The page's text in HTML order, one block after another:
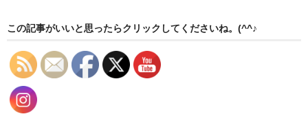
この記事がいいと思ったらクリックしてくださいね。(^^♪